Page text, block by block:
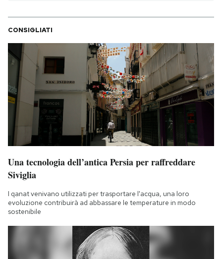
CONSIGLIATI
Una tecnologia dell’antica Persia per raffreddare
Siviglia
I qanat venivano utilizzati per trasportare l'acqua, una loro
evoluzione contribuirà ad abbassare le temperature in modo
sostenibile